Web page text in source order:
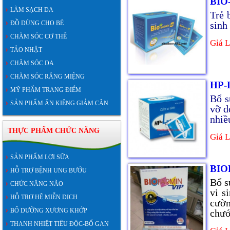
LÀM SẠCH DA
ĐỒ DÙNG CHO BÉ
CHĂM SÓC CƠ THỂ
TẢO NHẬT
CHĂM SÓC DA
CHĂM SÓC RĂNG MIỆNG
MỸ PHẨM TRANG ĐIỂM
SẢN PHẨM ĂN KIÊNG GIẢM CÂN
THỰC PHẨM CHỨC NĂNG
SẢN PHẨM LỢI SỮA
HỖ TRỢ BỆNH UNG BƯỚU
CHỨC NĂNG NÃO
HỖ TRỢ HỆ MIỄN DỊCH
BỔ DƯỠNG XƯƠNG KHỚP
THANH NHIỆT TIÊU ĐỘC-BỔ GAN
Trẻ
sinh
Giá
Bổ
vỡ
Giá
Bổ
vi